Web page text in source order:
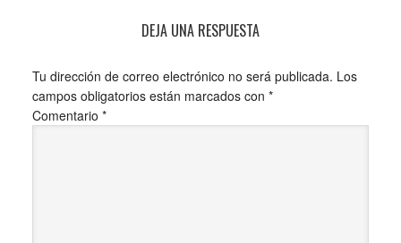
DEJA UNA RESPUESTA
Tu dirección de correo electrónico no será publicada. Los
campos obligatorios están marcados con *
Comentario *